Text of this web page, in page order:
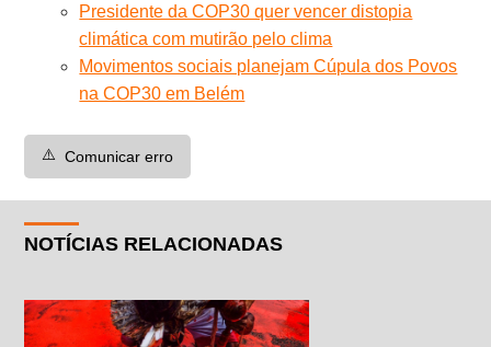
Presidente da COP30 quer vencer distopia
climática com mutirão pelo clima
Movimentos sociais planejam Cúpula dos Povos
na COP30 em Belém
⚠️ Comunicar erro
NOTÍCIAS RELACIONADAS